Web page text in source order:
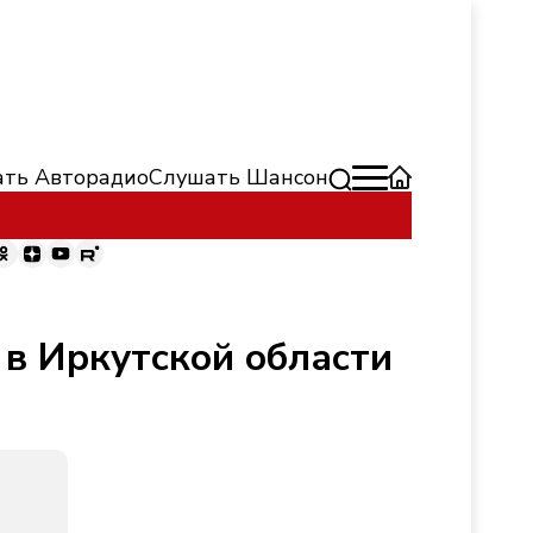
АвторадиоСлушать Шансон
Иркутской области